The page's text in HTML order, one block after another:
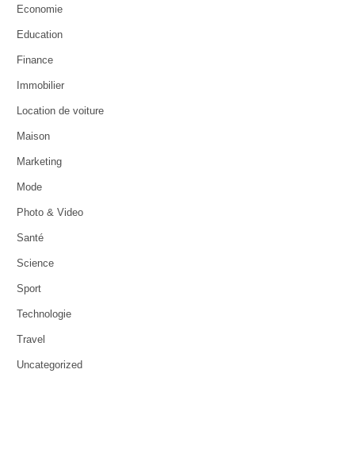
Economie
Education
Finance
Immobilier
Location de voiture
Maison
Marketing
Mode
Photo & Video
Santé
Science
Sport
Technologie
Travel
Uncategorized